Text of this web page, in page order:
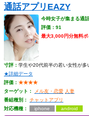
通話アプリEAZY
今時女子が集まる通
評価：91
最大3,000円分無料ポ
寸評： 学生や20代前半の若い女性が
★詳細データ
評価： ★★★★
ターゲット：
メル友・恋愛 人妻
番組種別：
チャットアプリ
対応機種：
iphone android